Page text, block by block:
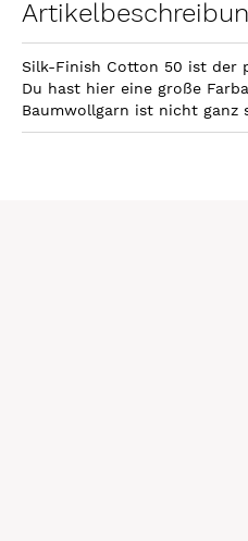
Silk-Finish Cotton 50 ist der
Du hast hier eine große
Baumwollgarn ist nicht ganz